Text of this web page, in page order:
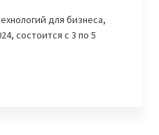
для бизнеса,
состоится с 3 по 5